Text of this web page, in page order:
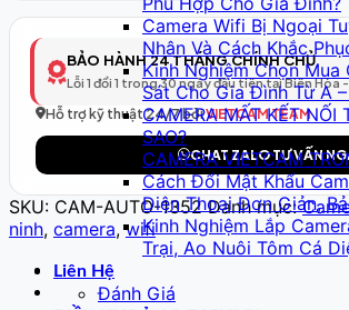
Camera Wifi Bị Ngoại
Nhân Và Cách Khắc
Kinh Nghiệm Chọn Mua
Sát Cho Gia Đình Từ A
CAMERA MẤT KẾT NỐI
SAO?
CAMERA VIETCAM
Cách Đổi Mật Khẩu
Điện Thoại Đơn Giản,
Kinh Nghiệm Lắp
Trại, Ao Nuôi Tôm Cá
Liên Hệ
Đánh Giá
Thông
Model
353
–
Full
HD
số
BẢO HÀNH 24 THÁNG CHÍNH CHỦ
Lỗi 1 đổi 1 trong 30 ngày đầu tiên tại Biên Hòa
Hỗ trợ kỹ thuật 24/7 bởiVIETCAM TEAM
CHAT ZALO TƯ VẤN
SKU: CAM-AUTO-1352 Danh mục:
ninh, camera,wifi